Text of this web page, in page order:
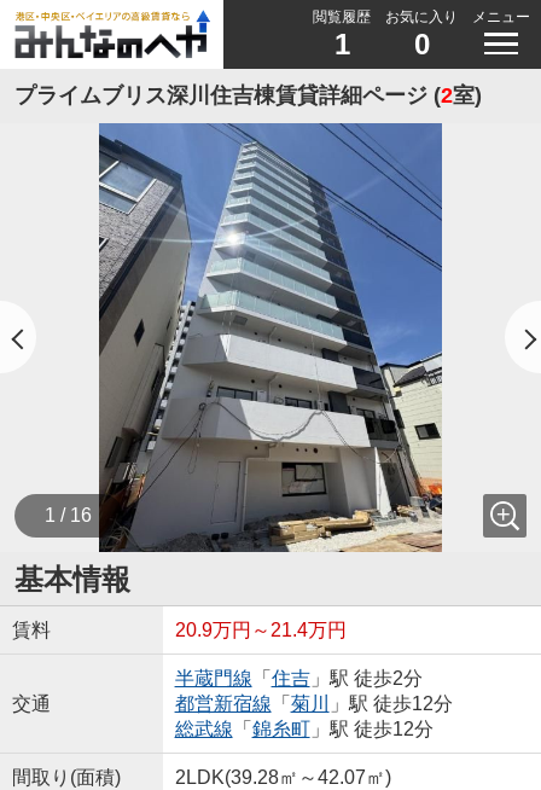
閲覧履歴
1
お気に入り
0
メニュー
プライムブリス深川住吉棟賃貸詳細ページ (2室)
1 / 16
基本情報
賃料 20.9万円～21.4万円
交通
半蔵門線 「 住吉」駅 徒歩2分
都営新宿線 「 菊川
」駅 徒歩12分
総武線 「 錦糸町」駅 徒歩12分
間取り(面積) 2LDK(39.28㎡～42.07㎡)